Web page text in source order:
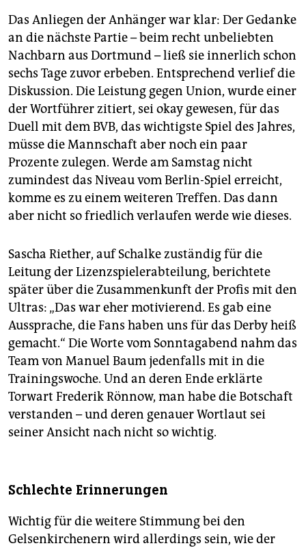
Das Anliegen der Anhänger war klar: Der Gedanke
an die nächste Partie – beim recht unbeliebten
Nachbarn aus Dortmund – ließ sie innerlich schon
sechs Tage zuvor erbeben. Entsprechend verlief die
Diskussion. Die Leistung gegen Union, wurde einer
der Wortführer zitiert, sei okay gewesen, für das
Duell mit dem BVB, das wichtigste Spiel des Jahres,
müsse die Mannschaft aber noch ein paar
Prozente zulegen. Werde am Samstag nicht
zumindest das Niveau vom Berlin-Spiel erreicht,
komme es zu einem weiteren Treffen. Das dann
aber nicht so friedlich verlaufen werde wie dieses.
Sascha Riether, auf Schalke zuständig für die
Leitung der Lizenzspielerabteilung, berichtete
später über die Zusammenkunft der Profis mit den
Ultras: „Das war eher motivierend. Es gab eine
Aussprache, die Fans haben uns für das Derby heiß
gemacht.“ Die Worte vom Sonntagabend nahm das
Team von Manuel Baum jedenfalls mit in die
Trainingswoche. Und an deren Ende erklärte
Torwart Frederik Rönnow, man habe die Botschaft
verstanden – und deren genauer Wortlaut sei
seiner Ansicht nach nicht so wichtig.
Schlechte Erinnerungen
Wichtig für die weitere Stimmung bei den
Gelsenkirchenern wird allerdings sein, wie der